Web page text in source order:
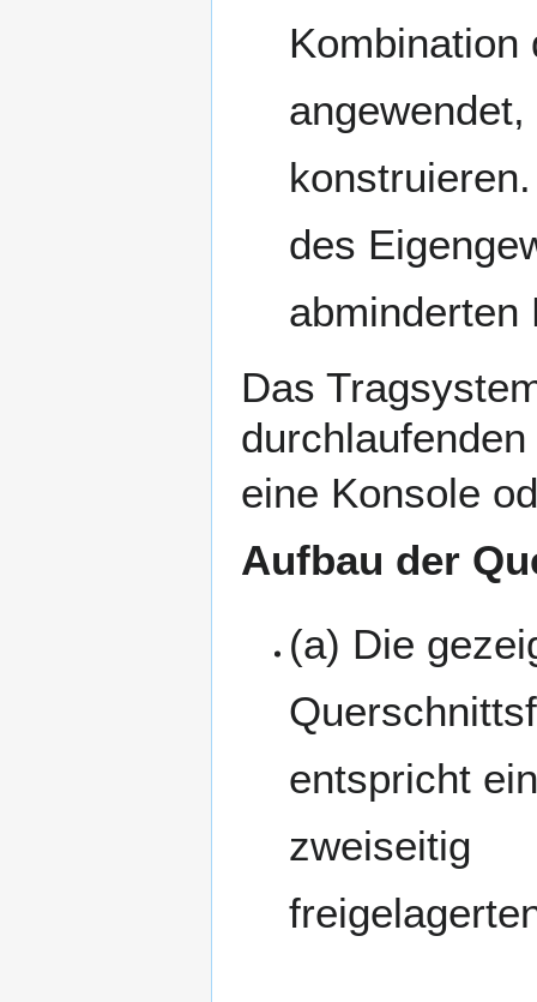
Kombination
des
Das
eine Konsole
Aufbau der
(a) Die
entspricht
zweiseitig